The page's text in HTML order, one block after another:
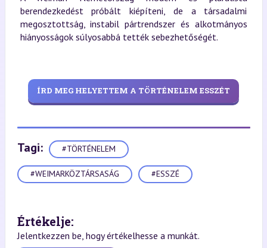
berendezkedést próbált kiépíteni, de a társadalmi
megosztottság, instabil pártrendszer és alkotmányos
hiányosságok súlyosabbá tették sebezhetőségét.
ÍRD MEG HELYETTEM A TÖRTÉNELEM ESSZÉT
Tagi: #TÖRTÉNELEM
#WEIMARKÖZTÁRSASÁG #ESSZÉ
Értékelje:
Jelentkezzen be, hogy értékelhesse a munkát.